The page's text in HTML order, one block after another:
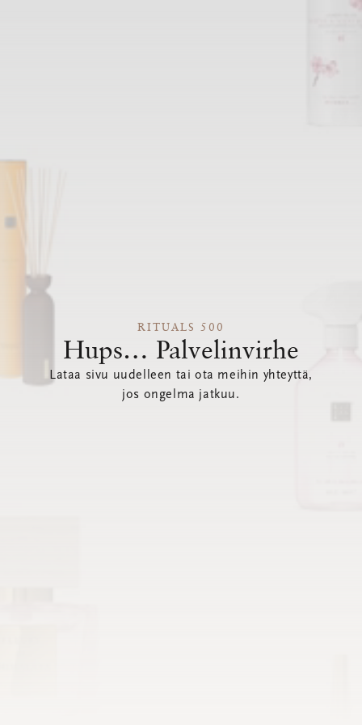
RITUALS 500
Hups… Palvelinvirhe
Lataa sivu uudelleen tai ota meihin yhteyttä,
jos ongelma jatkuu.